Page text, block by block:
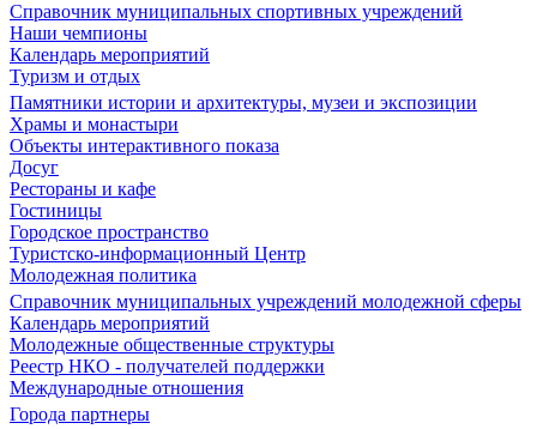
Справочник муниципальных спортивных учреждений
Наши чемпионы
Календарь мероприятий
Туризм и отдых
Памятники истории и архитектуры, музеи и экспозиции
Храмы и монастыри
Объекты интерактивного показа
Досуг
Рестораны и кафе
Гостиницы
Городское пространство
Туристско-информационный Центр
Молодежная политика
Справочник муниципальных учреждений молодежной сферы
Календарь мероприятий
Молодежные общественные структуры
Реестр НКО - получателей поддержки
Международные отношения
Города партнеры